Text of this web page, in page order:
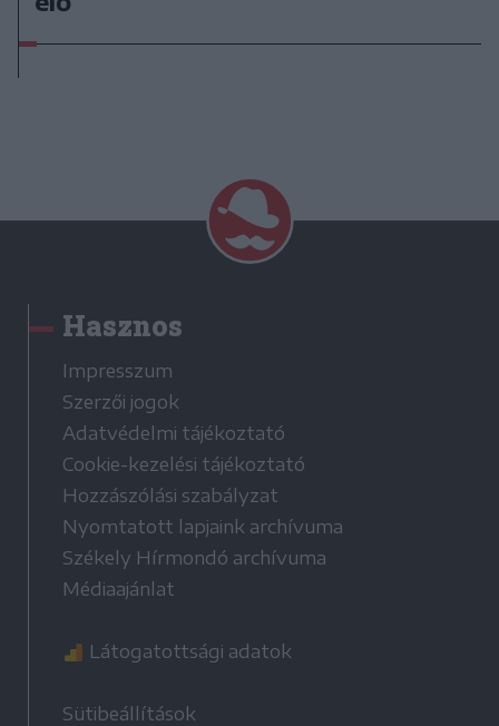
Hasznos
Impresszum
Szerzői jogok
Adatvédelmi tájékoztató
Cookie-kezelési tájékoztató
Hozzászólási szabályzat
Nyomtatott lapjaink archívuma
Székely Hírmondó archívuma
Médiaajánlat
Látogatottsági adatok
Sütibeállítások